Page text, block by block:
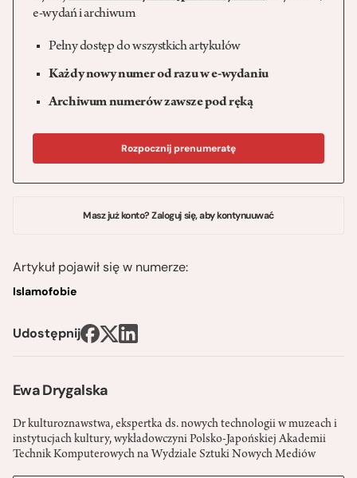
Ewa Drygalska
Dr kulturoznawstwa, ekspertka ds. nowych technologii w muzeach i
instytucjach kultury, wykładowczyni Polsko-Japońskiej Akademii
Technik Komputerowych na Wydziale Sztuki Nowych Mediów
e-wydań i archiwum
Pełny dostęp do wszystkich artykułów
Każdy nowy numer od razu w e-wydaniu
Archiwum numerów zawsze pod ręką
Rozpocznij prenumeratę
Masz już konto? Zaloguj się, aby kontynuuwać
Artykuł pojawił się w numerze:
Islamofobie
Udostępnij